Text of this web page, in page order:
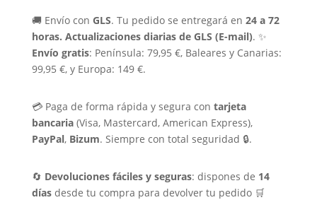
🚚 Envío con GLS. Tu pedido se entregará en 24 a 72
horas. Actualizaciones diarias de GLS (E-mail). ✨
Envío gratis: Península: 79,95 €, Baleares y Canarias:
99,95 €, y Europa: 149 €.
💳 Paga de forma rápida y segura con tarjeta
bancaria(Visa, Mastercard, American Express),
PayPal, Bizum. Siempre con total seguridad 🔒.
🔄 Devoluciones fáciles y seguras: dispones de 14
díasdesde tu compra para devolver tu pedido 🛒